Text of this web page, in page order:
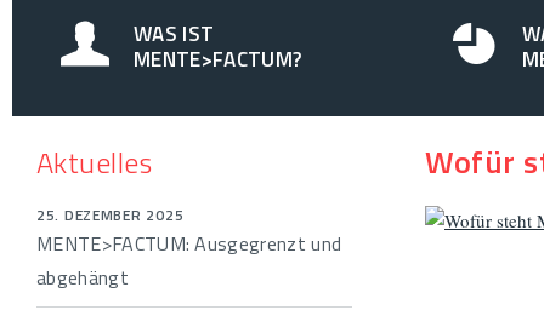
WAS IST
MENTE>FACTUM?
Aktuelles
25. DEZEMBER 2025
MENTE>FACTUM: Ausgegrenzt und
abgehängt
Wofür